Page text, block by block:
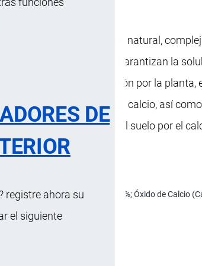
DE
registre ahora su
el siguiente
calcio orgánico de origen natural,
reductores, que garantizan la
una rápida asimilación por la planta,
o reducir carencias de calcio, así
el complejo de cambio del suelo por el
soluble en agua: 12.0 - 15.96%; Óxido de Calcio
con olor característico.